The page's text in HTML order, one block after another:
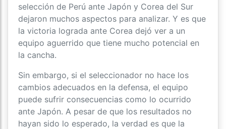
selección de Perú ante Japón y Corea del Sur
dejaron muchos aspectos para analizar. Y es que
la victoria lograda ante Corea dejó ver a un
equipo aguerrido que tiene mucho potencial en
la cancha.
Sin embargo, si el seleccionador no hace los
cambios adecuados en la defensa, el equipo
puede sufrir consecuencias como lo ocurrido
ante Japón. A pesar de que los resultados no
hayan sido lo esperado, la verdad es que la